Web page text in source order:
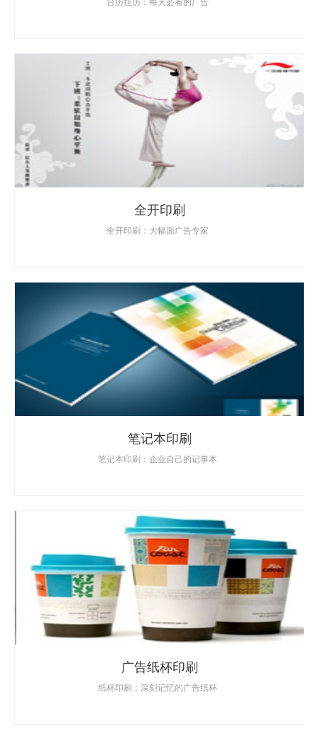
全开印刷
全开印刷：大幅面广告专家
笔记本印刷
笔记本印刷：企业自己的记事本
广告纸杯印刷
纸杯印刷：深刻记忆的广告纸杯